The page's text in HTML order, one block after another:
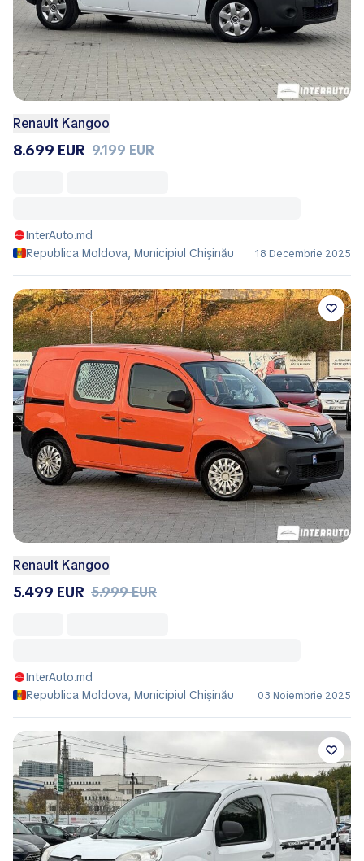
Renault Kangoo
8.699 EUR 9.199 EUR
InterAuto.md
Republica Moldova, Municipiul Chișinău
18 Decembrie 2025
Renault Kangoo
5.499 EUR 5.999 EUR
InterAuto.md
Republica Moldova, Municipiul Chișinău
03 Noiembrie 2025